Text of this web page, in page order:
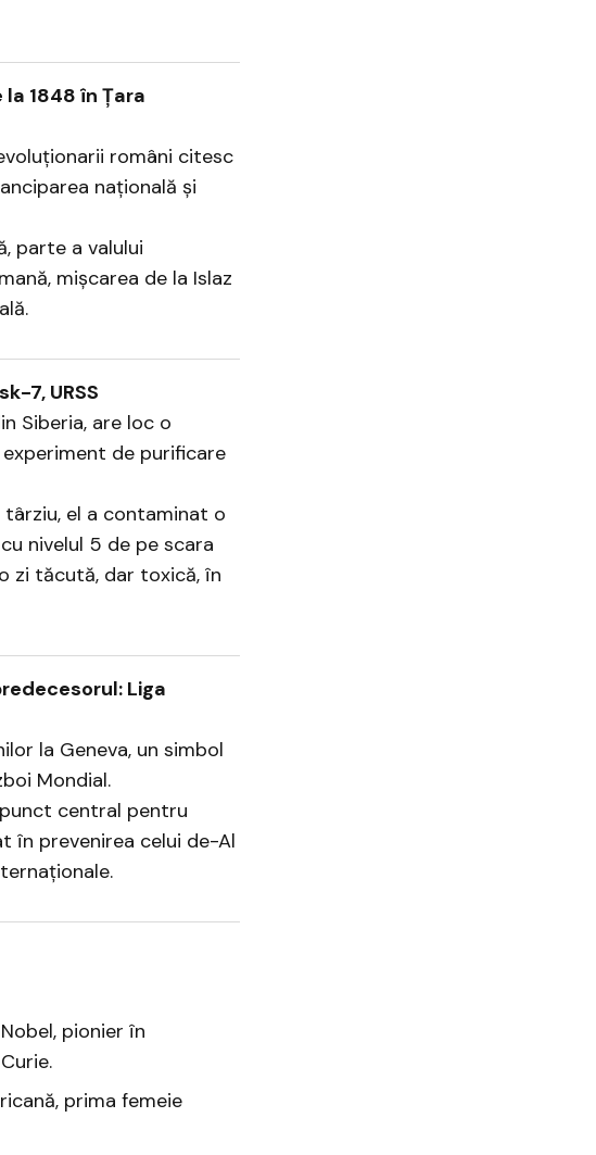
1848 în Țara
români citesc
națională și
parte a valului
mișcarea de la Islaz
7, URSS
Siberia, are loc o
de purificare
el a contaminat o
nivelul 5 de pe scara
zi tăcută, dar toxică, în
Liga
la Geneva, un simbol
Mondial.
central pentru
în prevenirea celui de-Al
pionier în
prima femeie